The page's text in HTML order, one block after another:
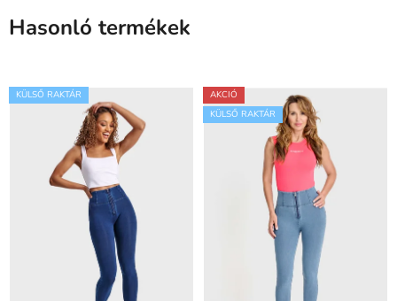
Hasonló termékek
KÜLSŐ RAKTÁR
AKCIÓ
KÜLSŐ RAKTÁR